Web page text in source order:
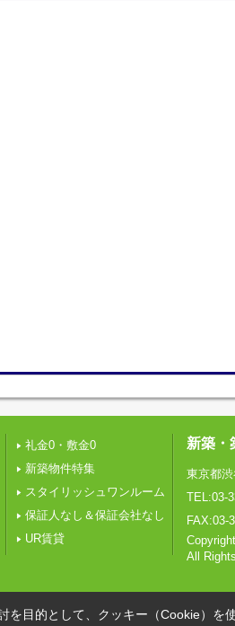
礼金0・敷金0
新築物件特集
スタイリッシュワンルーム
保証人なし＆保証会社なし
UR賃貸
新築・
東京都
TEL:03-
FAX:03-
All
目的として、クッキー（Cookie）を